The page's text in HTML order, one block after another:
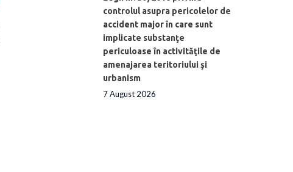
controlul asupra pericolelor de
accident major în care sunt
implicate substanţe
periculoase în activităţile de
amenajarea teritoriului şi
urbanism
7 August 2026